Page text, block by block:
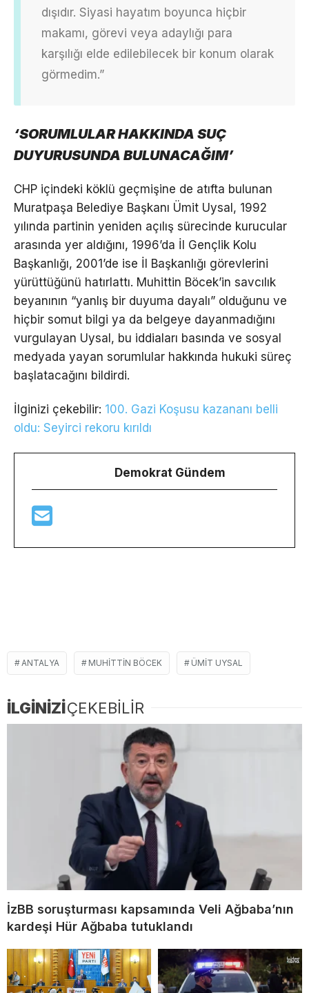
dışıdır. Siyasi hayatım boyunca hiçbir
makamı, görevi veya adaylığı para
karşılığı elde edilebilecek bir konum olarak
görmedim.”
‘SORUMLULAR HAKKINDA SUÇ
DUYURUSUNDA BULUNACAĞIM’
CHP içindeki köklü geçmişine de atıfta bulunan
Muratpaşa Belediye Başkanı Ümit Uysal, 1992
yılında partinin yeniden açılış sürecinde kurucular
arasında yer aldığını, 1996’da İl Gençlik Kolu
Başkanlığı, 2001’de ise İl Başkanlığı görevlerini
yürüttüğünü hatırlattı. Muhittin Böcek’in savcılık
beyanının “yanlış bir duyuma dayalı” olduğunu ve
hiçbir somut bilgi ya da belgeye dayanmadığını
vurgulayan Uysal, bu iddiaları basında ve sosyal
medyada yayan sorumlular hakkında hukuki süreç
başlatacağını bildirdi.
İlginizi çekebilir: 100. Gazi Koşusu kazananı belli
oldu: Seyirci rekoru kırıldı
Demokrat Gündem
ANTALYA MUHITTIN BÖCEK ÜMIT UYSAL
İLGİNİZİÇEKEBİLİR
İzBB soruşturması kapsamında Veli Ağbaba’nın
kardeşi Hür Ağbaba tutuklandı